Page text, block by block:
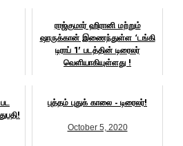
ராஜ்குமார் ஹிரானி மற்றும்
ஷாருக்கான் இணைந்துள்ள ‘டங்கி
டிராப் 1' படத்தின் டிரைலர்
வெளியாகியுள்ளது !
புத்தம் புதுக் காலை - டிரைலர்!
October 5, 2020